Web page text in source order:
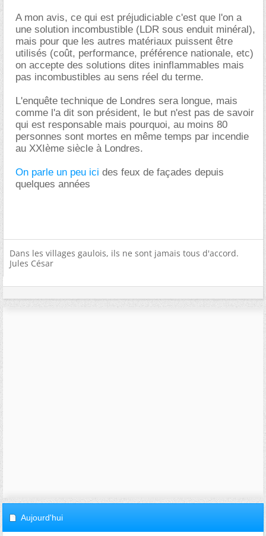
A mon avis, ce qui est préjudiciable c'est que l'on a
une solution incombustible (LDR sous enduit minéral),
mais pour que les autres matériaux puissent être
utilisés (coût, performance, préférence nationale, etc)
on accepte des solutions dites ininflammables mais
pas incombustibles au sens réel du terme.
L'enquête technique de Londres sera longue, mais
comme l'a dit son président, le but n'est pas de savoir
qui est responsable mais pourquoi, au moins 80
personnes sont mortes en même temps par incendie
au XXIème siècle à Londres.
On parle un peu ici des feux de façades depuis
quelques années
Dans les villages gaulois, ils ne sont jamais tous d'accord.
Jules César
Aujourd'hui